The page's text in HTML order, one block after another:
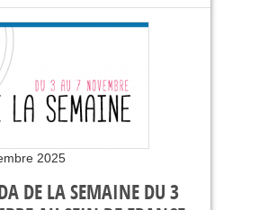
2025
DE LA SEMAINE DU 3